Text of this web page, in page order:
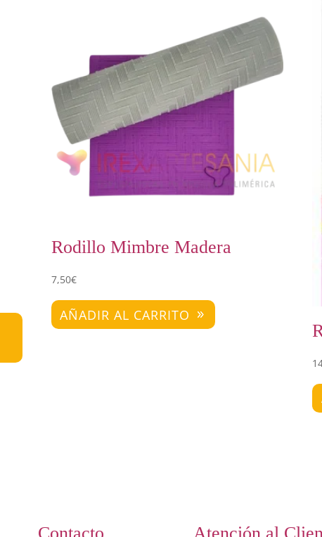
Rodillo Mimbre Madera
7,50€
AÑADIR AL CARRITO
Contacto Atención al